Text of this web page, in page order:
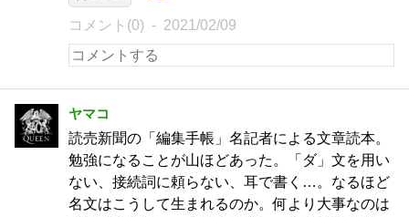
コメント(0) 2021/02/09
ヤマコ
読売新聞の「編集手帳」名記者による文章読本。
勉強になることが山ほどあった。「ダ」文を用い
ない、接続詞に頼らない、耳で書く…。なるほど
名文はこうして生まれるのか。何より大事なのは